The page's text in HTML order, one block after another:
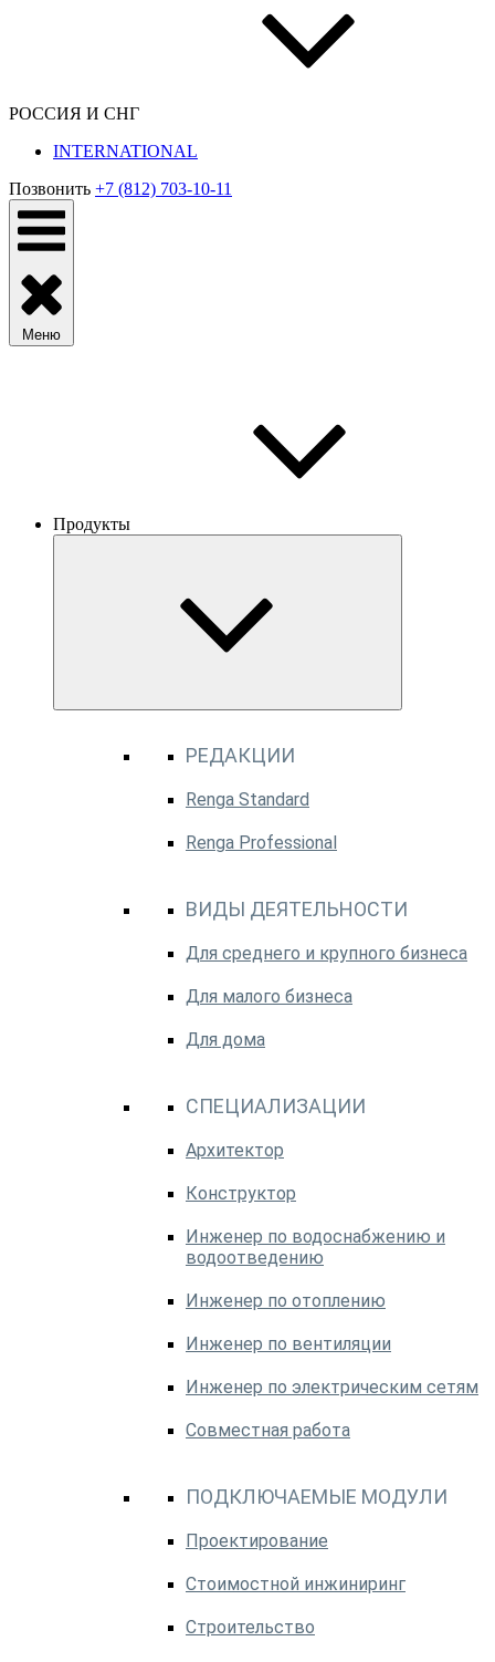
РОССИЯ И СНГ
INTERNATIONAL
Позвонить +7 (812) 703-10-11
Меню
Продукты
РЕДАКЦИИ
Renga Standard
Renga Professional
ВИДЫ ДЕЯТЕЛЬНОСТИ
Для среднего и крупного бизнеса
Для малого бизнеса
Для дома
СПЕЦИАЛИЗАЦИИ
Архитектор
Конструктор
Инженер по водоснабжению и
водоотведению
Инженер по отоплению
Инженер по вентиляции
Инженер по электрическим сетям
Совместная работа
ПОДКЛЮЧАЕМЫЕ МОДУЛИ
Проектирование
Стоимостной инжиниринг
Строительство